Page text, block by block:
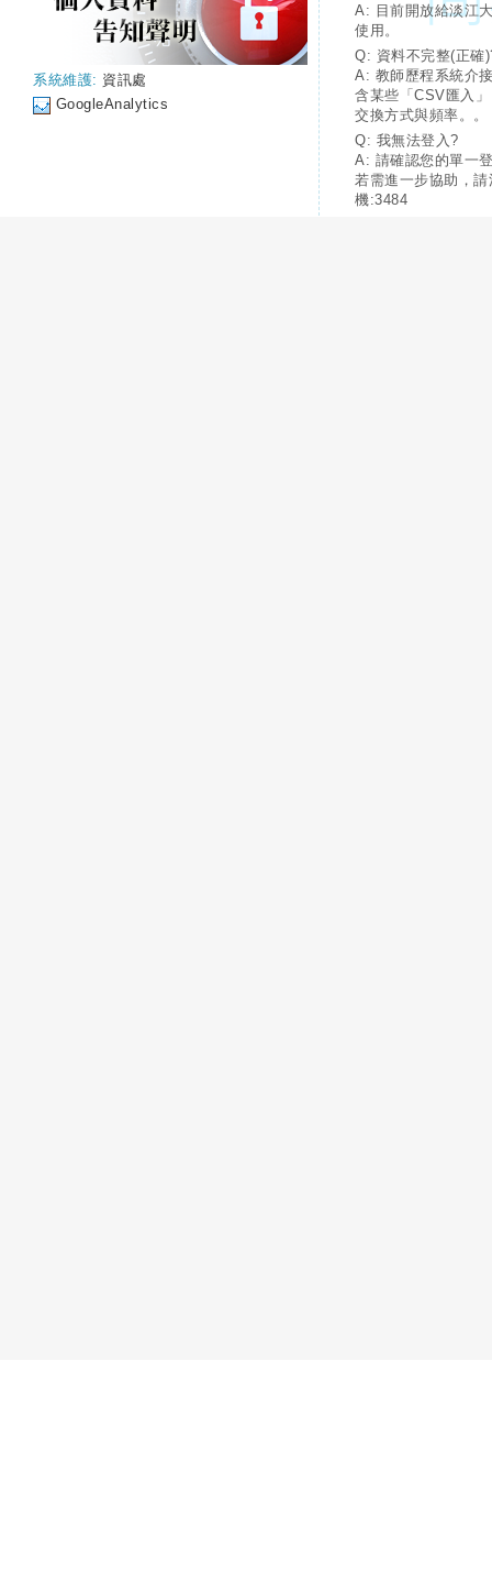
系統維護: 資訊處
GoogleAnalytics
A: 目前開放給淡江
使用。
Q: 資料不完整(正確
A: 教師歷程系統介
含某些「CSV匯入
交換方式與頻率。。
Q: 我無法登入?
A: 請確認您的單一
若需進一步協助，
機:3484